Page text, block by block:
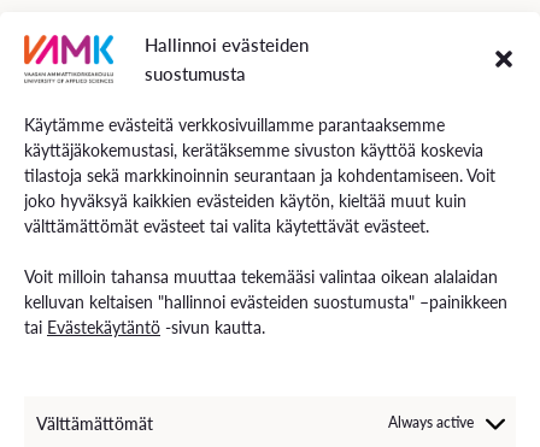
Hallinnoi evästeiden
suostumusta
Käytämme evästeitä verkkosivuillamme parantaaksemme
käyttäjäkokemustasi, kerätäksemme sivuston käyttöä koskevia
tilastoja sekä markkinoinnin seurantaan ja kohdentamiseen. Voit
joko hyväksyä kaikkien evästeiden käytön, kieltää muut kuin
välttämättömät evästeet tai valita käytettävät evästeet.
Voit milloin tahansa muuttaa tekemääsi valintaa oikean alalaidan
kelluvan keltaisen "hallinnoi evästeiden suostumusta" –painikkeen
tai Evästekäytäntö -sivun kautta.
Välttämättömät Always active
VAMK Services
Services for Business
Services for students
Energiaa online newspaper
Contact us and visiting hours
Staff Search
EXAM – electronic exam
Come Work with Us